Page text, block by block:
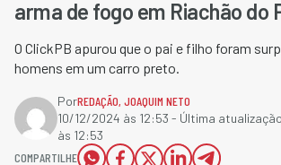
arma de fogo em Riachão do
O ClickPB apurou que o pai e filho foram
homens em um carro preto.
PorREDAÇÃO, JOAQUIM NETO
10/12/2024 às 12:53 - Última
às 12:53
COMPARTILHE